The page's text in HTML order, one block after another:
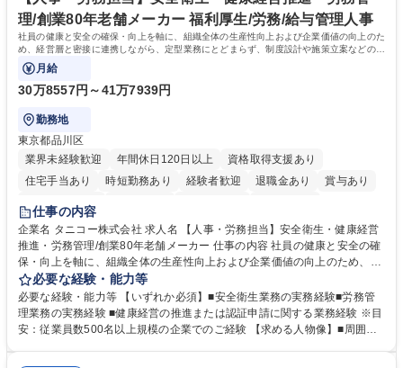
境です。社会貢献性の高い分野で専門性を磨きたい方を歓迎します。 学
歴・資格 学歴：大学院 大学 高専 短大 専修学校 高校 語学力： 資格：
理/創業80年老舗メーカー 福利厚生/労務/給与管理人事
社員の健康と安全の確保・向上を軸に、組織全体の生産性向上および企業価値の向上のた
め、経営層と密接に連携しながら、定型業務にとどまらず、制度設計や施策立案などの上
流工程から関与していただきます。
月給
30万8557円～41万7939円
勤務地
東京都品川区
業界未経験歓迎
年間休日120日以上
資格取得支援あり
住宅手当あり
時短勤務あり 経験者歓迎 退職金あり
賞与あり
完全週休2日制
寮・社宅あり
仕事の内容
企業名 タニコー株式会社 求人名 【人事・労務担当】安全衛生・健康経営
推進・労務管理/創業80年老舗メーカー 仕事の内容 社員の健康と安全の確
保・向上を軸に、組織全体の生産性向上および企業価値の向上のため、経
営層と密接に連携しながら、定型業務にとどまらず、制度設計や施策立案
などの上流工程から関与していただきます。 【主な業務内容】■安全衛生
業務（ストレスチェック、健康診断の運用、産業医との連携 など）■健康
経営認証取得に向けた企画・推進■労務管理（労働時間の分析、労働環境
必要な経験・能力等
必要な経験・能力等 【いずれか必須】■安全衛生業務の実務経験■労務管
理業務の実務経験 ■健康経営の推進または認証申請に関する業務経験 ※目
安：従業員数500名以上規模の企業でのご経験 【求める人物像】■周囲